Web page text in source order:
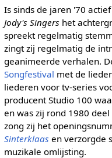
Is sinds de jaren '70
Jody's Singers het
spreekt regelmatig
zingt zij regelmatig de
geanimeerde verhalen.
Songfestival met de
liederen voor tv-series
producent Studio 100
en was zij rond 1980
zong zij het
Sinterklaas en verzorgde
muzikale omlijsting.